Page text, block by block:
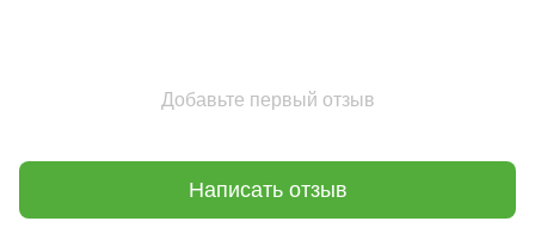
Добавьте первый отзыв
Написать отзыв